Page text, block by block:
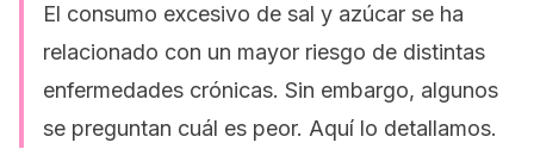
El consumo excesivo de sal y azúcar se ha
relacionado con un mayor riesgo de distintas
enfermedades crónicas. Sin embargo, algunos
se preguntan cuál es peor. Aquí lo detallamos.